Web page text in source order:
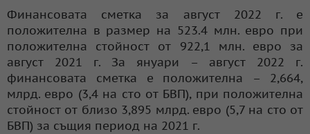
Финансовата сметка за август 2022 г. е
положителна в размер на 523.4 млн. евро при
положителна стойност от 922,1 млн. евро за
август 2021 г. За януари – август 2022 г.
финансовата сметка е положителна – 2,664,
млрд. евро (3,4 на сто от БВП), при положителна
стойност от близо 3,895 млрд. евро (5,7 на сто от
БВП) за същия период на 2021 г.